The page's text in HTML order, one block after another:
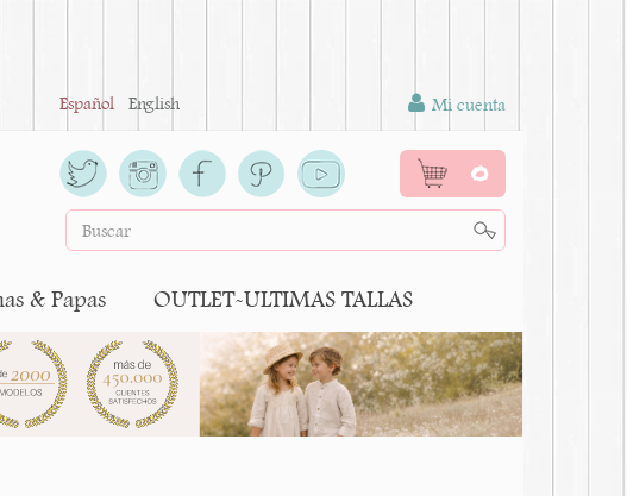
Español English Mi cuenta
0
& Papas OUTLET-ULTIMAS TALLAS